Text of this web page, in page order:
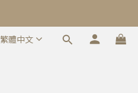
繁體中文